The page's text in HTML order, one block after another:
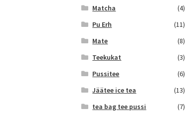
Matcha
(4)
Pu Erh
(11)
Mate
(8)
Teekukat
(3)
Pussitee
(6)
Jäätee ice tea
(13)
tea bag tee pussi
(7)